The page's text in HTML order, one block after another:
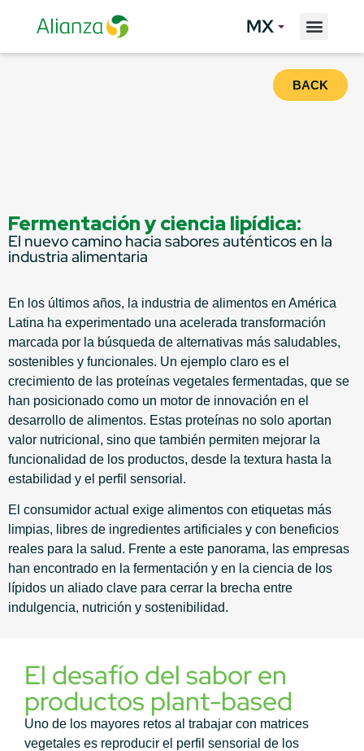
MX
BACK
Fermentación y ciencia lipídica:
El nuevo camino hacia sabores auténticos en la
industria alimentaria
En los últimos años, la industria de alimentos en América
Latina ha experimentado una acelerada transformación
marcada por la búsqueda de alternativas más saludables,
sostenibles y funcionales. Un ejemplo claro es el
crecimiento de las proteínas vegetales fermentadas, que se
han posicionado como un motor de innovación en el
desarrollo de alimentos. Estas proteínas no solo aportan
valor nutricional, sino que también permiten mejorar la
funcionalidad de los productos, desde la textura hasta la
estabilidad y el perfil sensorial.
El consumidor actual exige alimentos con etiquetas más
limpias, libres de ingredientes artificiales y con beneficios
reales para la salud. Frente a este panorama, las empresas
han encontrado en la fermentación y en la ciencia de los
lípidos un aliado clave para cerrar la brecha entre
indulgencia, nutrición y sostenibilidad.
El desafío del sabor en
productos plant-based
Uno de los mayores retos al trabajar con matrices
vegetales es reproducir el perfil sensorial de los